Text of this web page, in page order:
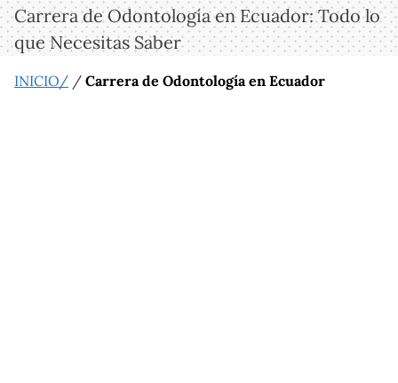
Carrera de Odontología en Ecuador: Todo lo
que Necesitas Saber
INICIO/ / Carrera de Odontología en Ecuador